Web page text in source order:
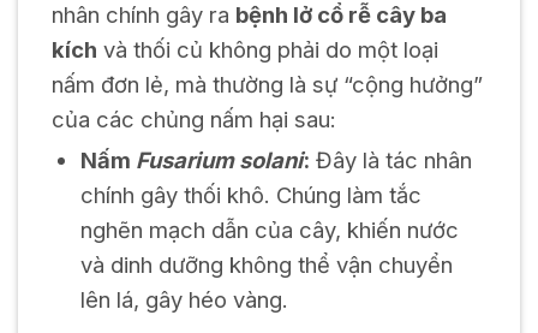
nhân chính gây ra bệnh lở cổ rễ cây ba
kích và thối củ không phải do một loại
nấm đơn lẻ, mà thường là sự “cộng hưởng”
của các chủng nấm hại sau:
Nấm Fusarium solani: Đây là tác nhân
chính gây thối khô. Chúng làm tắc
nghẽn mạch dẫn của cây, khiến nước
và dinh dưỡng không thể vận chuyển
lên lá, gây héo vàng.